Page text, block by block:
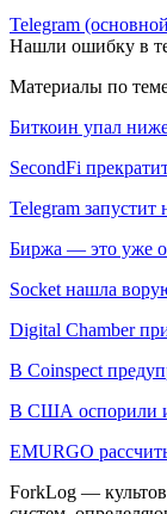
Telegram
Нашли ошибку в
Материалы по
Биткоин упал
SecondFi
Telegram
Биржа — это уже
Socket нашла
Digital Chamber
В Coinspect
В США оспорили
EMURGO
ForkLog —